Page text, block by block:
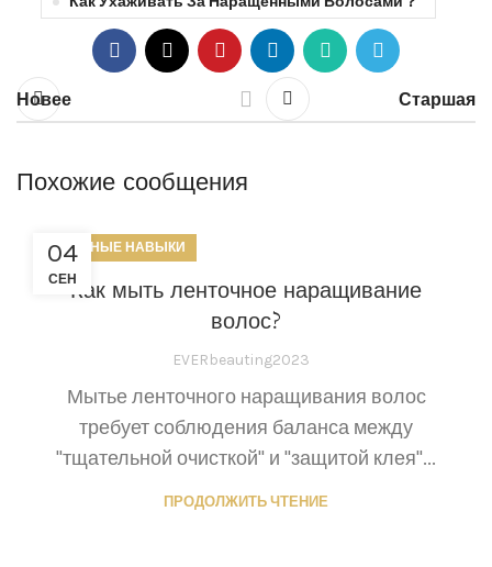
Новее Старшая
Похожие сообщения
04
СЕН
ПОЛЕЗНЫЕ НАВЫКИ
Как мыть ленточное наращивание
волос?
EVERbeauting2023
Мытье ленточного наращивания волос
требует соблюдения баланса между
"тщательной очисткой" и "защитой клея"...
ПРОДОЛЖИТЬ ЧТЕНИЕ